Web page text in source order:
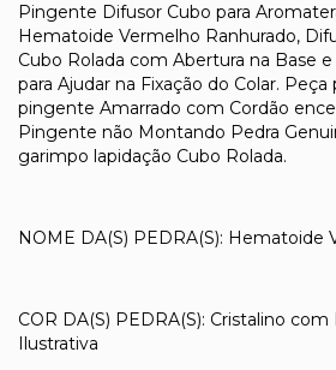
Pingente Difusor Cubo para
Hematoide Vermelho Ranhurado,
Cubo Rolada com Abertura na Base
para Ajudar na Fixação do Colar.
pingente Amarrado com Cordão
Pingente não Montando Pedra
garimpo lapidação Cubo Rolada.
NOME DA(S) PEDRA(S): Hematoide
COR DA(S) PEDRA(S): Cristalino
Ilustrativa